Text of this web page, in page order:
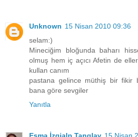
Unknown 15 Nisan 2010 09:36
selam:)
Mineciğim bloğunda baharı
olmuş hem iç açıcı Afetin de
kullan canım
pastana gelince müthiş bir fikir
bana göre sevgiler
Yanıtla